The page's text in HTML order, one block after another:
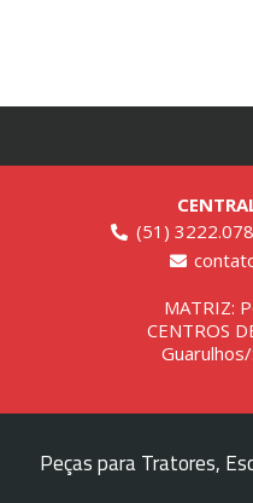
(51)
MATRIZ:
CENTROS
Peças para Tratores,